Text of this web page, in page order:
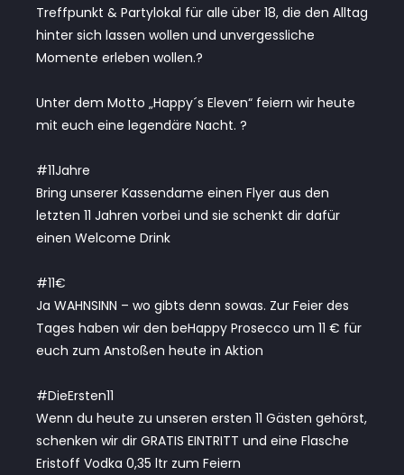
Treffpunkt & Partylokal für alle über 18, die den Alltag
hinter sich lassen wollen und unvergessliche
Momente erleben wollen.?
Unter dem Motto „Happy´s Eleven“ feiern wir heute
mit euch eine legendäre Nacht. ?
#11Jahre
Bring unserer Kassendame einen Flyer aus den
letzten 11 Jahren vorbei und sie schenkt dir dafür
einen Welcome Drink
#11€
Ja WAHNSINN – wo gibts denn sowas. Zur Feier des
Tages haben wir den beHappy Prosecco um 11 € für
euch zum Anstoßen heute in Aktion
#DieErsten11
Wenn du heute zu unseren ersten 11 Gästen gehörst,
schenken wir dir GRATIS EINTRITT und eine Flasche
Eristoff Vodka 0,35 ltr zum Feiern